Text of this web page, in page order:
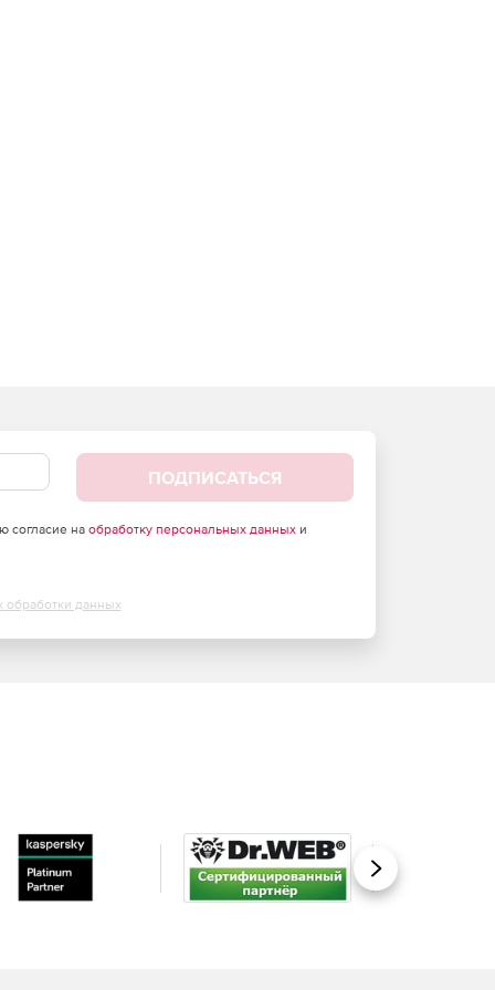
ПОДПИСАТЬСЯ
согласие на обработку персональных данныхи
обработки данных
Вперед